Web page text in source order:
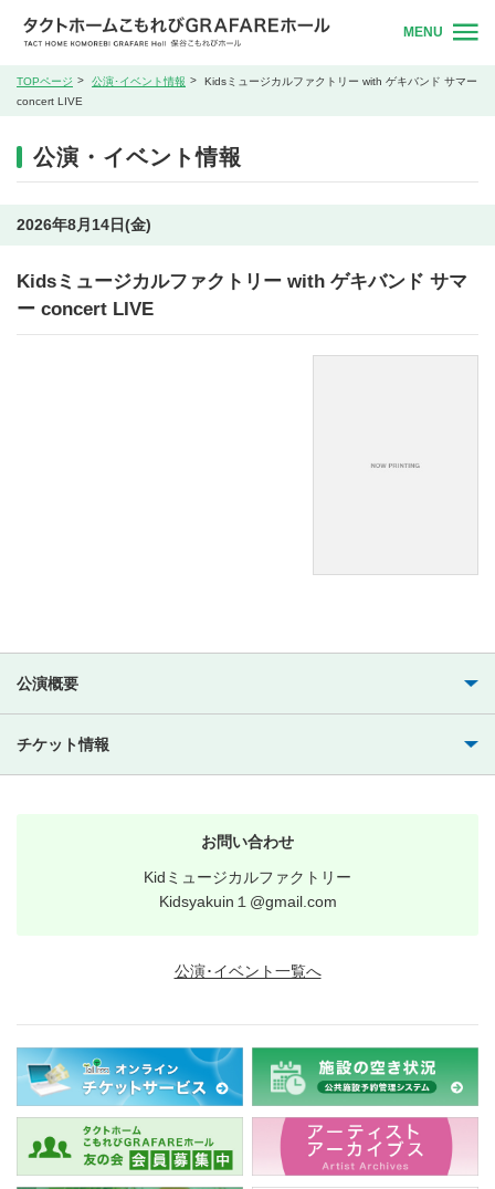
MENU
TOPページ 公演･イベント情報
Kidsミュージカルファクトリー with ゲキバンド サマー
concert LIVE
公演・イベント情報
2026年8月14日(金)
Kidsミュージカルファクトリー with ゲキバンド サマ
ー concert LIVE
公演概要
チケット情報
お問い合わせ
Kidミュージカルファクトリー
Kidsyakuin１@gmail.com
公演･イベント一覧へ